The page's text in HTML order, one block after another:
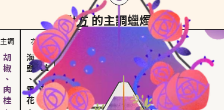
對方 的主調蠟燭是...
主調 次調
海鹽、雪花皮革、琥珀